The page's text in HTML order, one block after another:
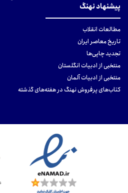
پیشنهاد نهنگ
مطالعات انقلاب
تاریخ معاصر ایران
تجدید چاپی‌ها
منتخبی از ادبیات انگلستان
منتخبی از ادبیات آلمان
کتاب‌های پرفروش نهنگ در هفته‌های گذشته